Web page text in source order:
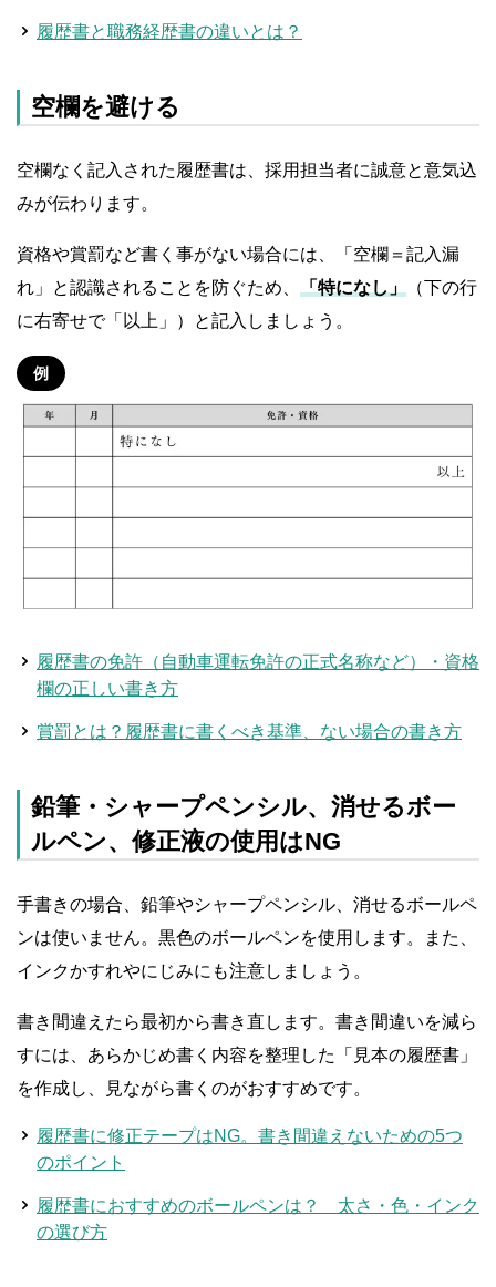
履歴書と職務経歴書の違いとは？
空欄を避ける
空欄なく記入された履歴書は、採用担当者に誠意と意気込
みが伝わります。
資格や賞罰など書く事がない場合には、「空欄＝記入漏
れ」と認識されることを防ぐため、
「特になし」
（下の行
に右寄せで「以上」）と記入しましょう。
例
履歴書の免許（自動車運転免許の正式名称など）・資格
欄の正しい書き方
賞罰とは？履歴書に書くべき基準、ない場合の書き方
鉛筆・シャープペンシル、消せるボー
ルペン、修正液の使用はNG
手書きの場合、鉛筆やシャープペンシル、消せるボールペ
ンは使いません。黒色のボールペンを使用します。また、
インクかすれやにじみにも注意しましょう。
書き間違えたら最初から書き直します。書き間違いを減ら
すには、あらかじめ書く内容を整理した「見本の履歴書」
を作成し、見ながら書くのがおすすめです。
履歴書に修正テープはNG。書き間違えないための5つ
のポイント
履歴書におすすめのボールペンは？ 太さ・色・インク
の選び方